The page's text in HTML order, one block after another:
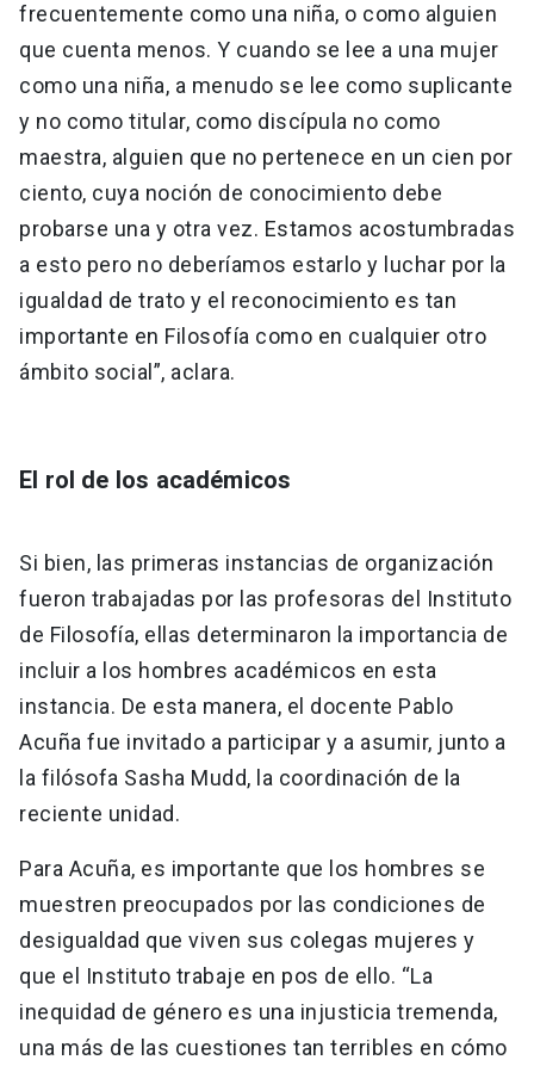
frecuentemente como una niña, o como alguien
que cuenta menos. Y cuando se lee a una mujer
como una niña, a menudo se lee como suplicante
y no como titular, como discípula no como
maestra, alguien que no pertenece en un cien por
ciento, cuya noción de conocimiento debe
probarse una y otra vez. Estamos acostumbradas
a esto pero no deberíamos estarlo y luchar por la
igualdad de trato y el reconocimiento es tan
importante en Filosofía como en cualquier otro
ámbito social”, aclara.
El rol de los académicos
Si bien, las primeras instancias de organización
fueron trabajadas por las profesoras del Instituto
de Filosofía, ellas determinaron la importancia de
incluir a los hombres académicos en esta
instancia. De esta manera, el docente Pablo
Acuña fue invitado a participar y a asumir, junto a
la filósofa Sasha Mudd, la coordinación de la
reciente unidad.
Para Acuña, es importante que los hombres se
muestren preocupados por las condiciones de
desigualdad que viven sus colegas mujeres y
que el Instituto trabaje en pos de ello. “La
inequidad de género es una injusticia tremenda,
una más de las cuestiones tan terribles en cómo